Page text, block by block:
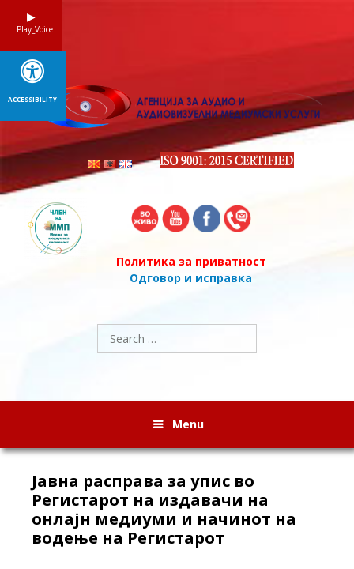
Политика за приватност
Одговор и исправка
Search
for:
Menu
Јавна расправа за упис во
Регистарот на издавачи на
онлајн медиуми и начинот на
водење на Регистарот
Play_Voice
ACCESSIBILITY